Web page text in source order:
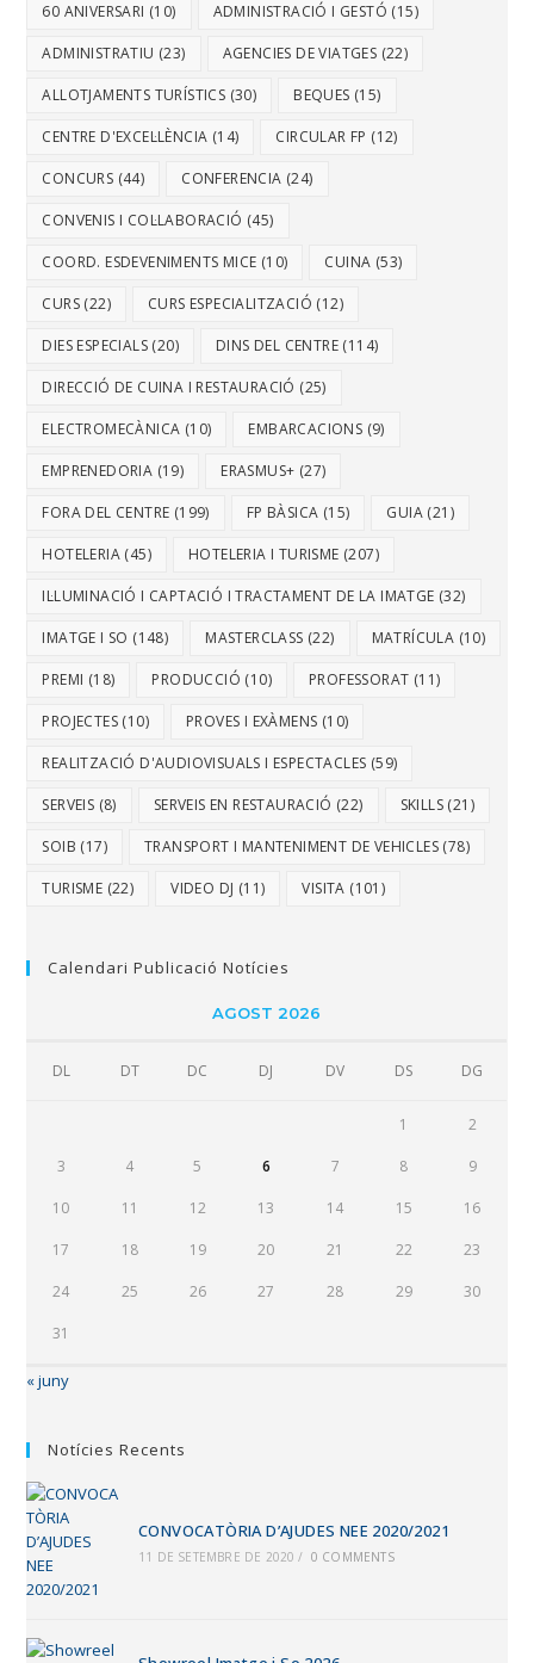
60 ANIVERSARI (10) ADMINISTRACIÓ I GESTÓ (15)
ADMINISTRATIU (23) AGENCIES DE VIATGES (22)
ALLOTJAMENTS TURÍSTICS (30) BEQUES (15)
CENTRE D'EXCEL·LÈNCIA (14) CIRCULAR FP (12)
CONCURS (44) CONFERENCIA (24)
CONVENIS I COL·LABORACIÓ (45)
COORD. ESDEVENIMENTS MICE (10) CUINA (53)
CURS (22) CURS ESPECIALITZACIÓ (12)
DIES ESPECIALS (20) DINS DEL CENTRE (114)
DIRECCIÓ DE CUINA I RESTAURACIÓ (25)
ELECTROMECÀNICA (10) EMBARCACIONS (9)
EMPRENEDORIA (19) ERASMUS+ (27)
FORA DEL CENTRE (199) FP BÀSICA (15) GUIA (21)
HOTELERIA (45) HOTELERIA I TURISME (207)
IL·LUMINACIÓ I CAPTACIÓ I TRACTAMENT DE LA IMATGE (32)
IMATGE I SO (148) MASTERCLASS (22) MATRÍCULA (10)
PREMI (18) PRODUCCIÓ (10) PROFESSORAT (11)
PROJECTES (10) PROVES I EXÀMENS (10)
REALITZACIÓ D'AUDIOVISUALS I ESPECTACLES (59)
SERVEIS (8) SERVEIS EN RESTAURACIÓ (22) SKILLS (21)
SOIB (17) TRANSPORT I MANTENIMENT DE VEHICLES (78)
TURISME (22) VIDEO DJ (11) VISITA (101)
Calendari Publicació Notícies
AGOST 2026
DL DT DC DJ DV DS DG
1 2
3 4 5 6 7 8 9
10 11 12 13 14 15 16
17 18 19 20 21 22 23
24 25 26 27 28 29 30
31
« juny
Notícies Recents
CONVOCATÒRIA D’AJUDES NEE 2020/2021
11 DE SETEMBRE DE 2020 / 0 COMMENTS